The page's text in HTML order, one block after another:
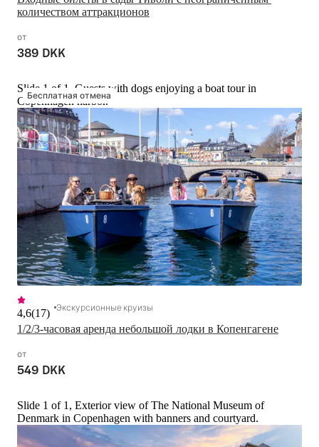
количеством аттракционов
от
389 DKK
Бесплатная отмена
Slide 1 of 1, Guests with dogs enjoying a boat tour in
Copenhagen harbor.
1/2/3-часовая аренда небольшой лодки в Копенгагене
4,6(17) Экскурсионные круизы
от
549 DKK
Slide 1 of 1, Exterior view of The National Museum of
Denmark in Copenhagen with banners and courtyard.